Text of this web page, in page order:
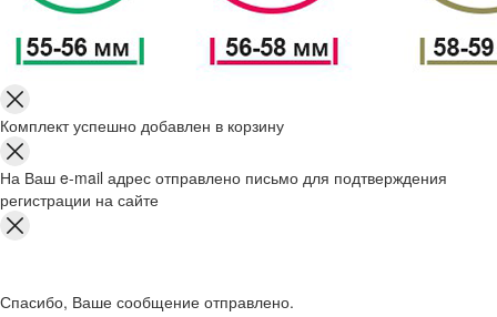
Комплект успешно добавлен в корзину
На Ваш e-mail адрес отправлено письмо для подтверждения
регистрации на сайте
Спасибо, Ваше сообщение отправлено.